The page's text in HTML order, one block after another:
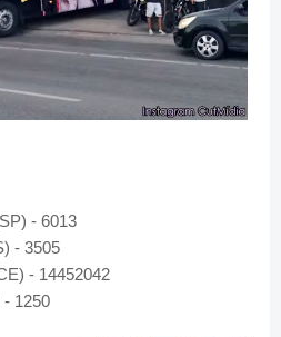
- 6013
- 3505
- 14452042
- 1250